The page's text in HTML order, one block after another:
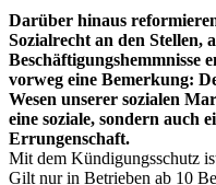
Darüber hinaus
Sozialrecht an den Stellen,
Beschäftigungshemmnisse
vorweg eine Bemerkung:
Wesen unserer sozialen
eine soziale, sondern auch
Errungenschaft.
Mit dem Kündigungsschutz
Gilt nur in Betrieben ab 10